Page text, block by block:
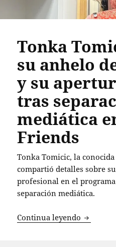
Tonka
su anhelo
y su
tras
mediática
Friends
Tonka Tomicic, la
compartió detalles sobre
profesional en el
separación mediática.
Continua leyendo Tonka